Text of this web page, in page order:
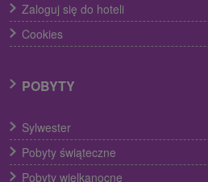
Zaloguj się do hoteli
Cookies
POBYTY
Sylwester
Pobyty świąteczne
Pobyty wielkanocne